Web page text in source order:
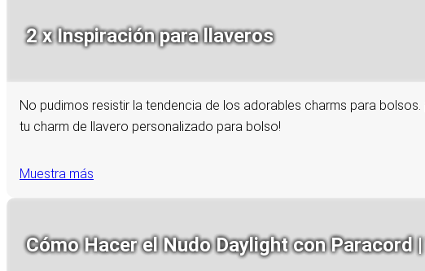
2 x Inspiración para llaveros
No pudimos resistir la tendencia de los adorables charms para
tu charm de llavero personalizado para bolso!
Muestra más
Cómo Hacer el Nudo Daylight con Paracord